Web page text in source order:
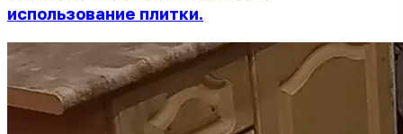
использование плитки.